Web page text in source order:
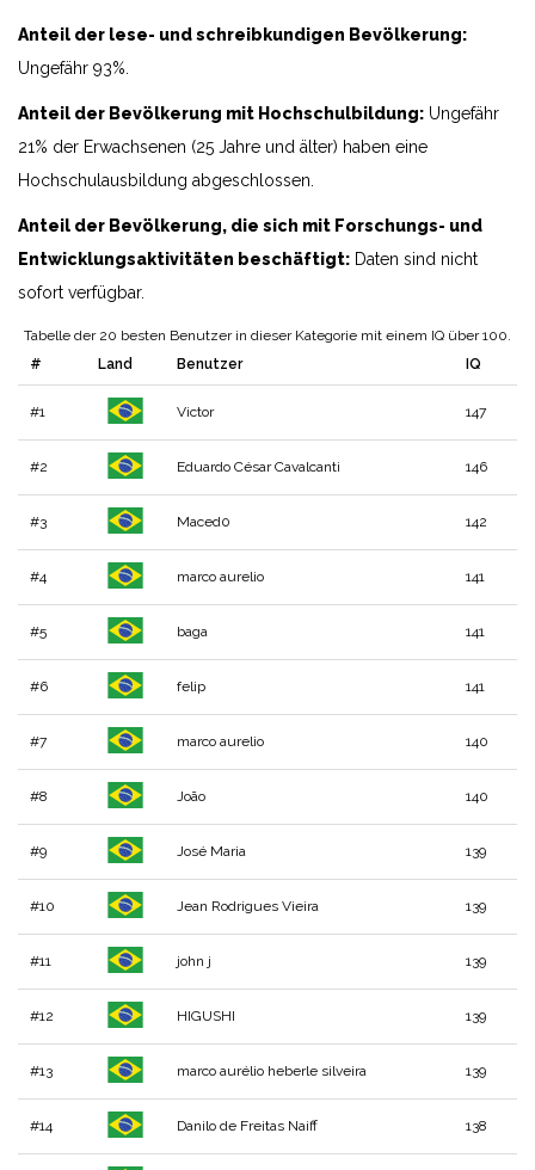
Anteil der lese- und schreibkundigen Bevölkerung:
Ungefähr 93%.
Anteil der Bevölkerung mit Hochschulbildung: Ungefähr
21% der Erwachsenen (25 Jahre und älter) haben eine
Hochschulausbildung abgeschlossen.
Anteil der Bevölkerung, die sich mit Forschungs- und
Entwicklungsaktivitäten beschäftigt: Daten sind nicht
sofort verfügbar.
Tabelle der 20 besten Benutzer in dieser Kategorie mit einem IQ über 100.
#
Land Benutzer IQ
#1 Victor 147
#2 Eduardo César Cavalcanti 146
#3 Maced0 142
#4 marco aurelio 141
#5 baga 141
#6 felip 141
#7 marco aurelio 140
#8 João 140
#9 José Maria 139
#10 Jean Rodrigues Vieira 139
#11 john j 139
#12 HIGUSHI 139
#13 marco aurélio heberle silveira 139
#14 Danilo de Freitas Naiff 138